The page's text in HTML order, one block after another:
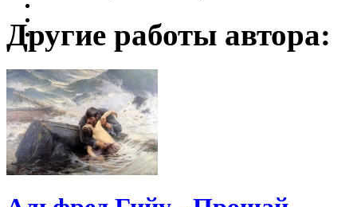
Другие работы автора: